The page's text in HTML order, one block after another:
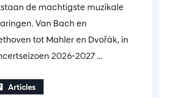
de machtigste muzikale
Van Bach en
tot Mahler en Dvořák, in
2026-2027 …
Articles